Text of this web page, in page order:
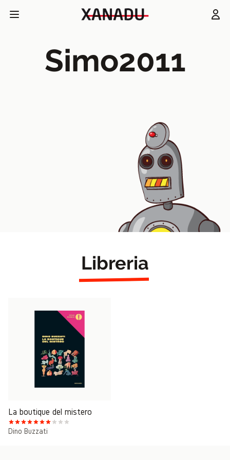
Simo2011
Libreria
La boutique del mistero
Dino Buzzati